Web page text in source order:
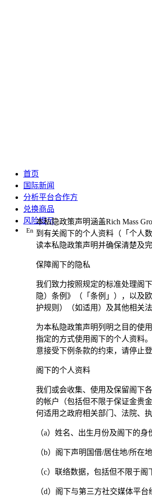
首页
国际新闻
分析平台合作方
兑换商品
风险提示
En
本私隐政策声明涵盖Rich Mass
到有关阁下的个人资料（「个人
读本私隐政策声明并确保清楚及
保障阁下的隐私
我们致力按照规定的标准处理阁
隐）条例》（「条例」），以及
护规则）（如适用）及其他相关法
为本私隐政策声明列明之目的使
指定的方式使用阁下的个人资料
意接受下例条款的约束，请停止
阁下的个人资料
我们或会收集、使用及保留阁下
的帐户（包括但不限于保证金贵
何适用之政府相关部门、法院、
（a）姓名、出生月份及阁下的
（b）阁下声明国借/居住地/所在
（c）联络数据，包括但不限于
（d）阁下与第三方社交媒体平